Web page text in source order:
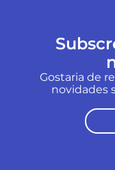
Gostaria de
novidades